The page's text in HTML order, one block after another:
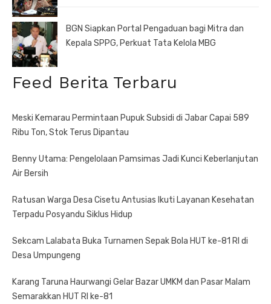
BGN Siapkan Portal Pengaduan bagi Mitra dan
Kepala SPPG, Perkuat Tata Kelola MBG
Feed Berita Terbaru
Meski Kemarau Permintaan Pupuk Subsidi di Jabar Capai 589
Ribu Ton, Stok Terus Dipantau
Benny Utama: Pengelolaan Pamsimas Jadi Kunci Keberlanjutan
Air Bersih
Ratusan Warga Desa Cisetu Antusias Ikuti Layanan Kesehatan
Terpadu Posyandu Siklus Hidup
Sekcam Lalabata Buka Turnamen Sepak Bola HUT ke-81 RI di
Desa Umpungeng
Karang Taruna Haurwangi Gelar Bazar UMKM dan Pasar Malam
Semarakkan HUT RI ke-81